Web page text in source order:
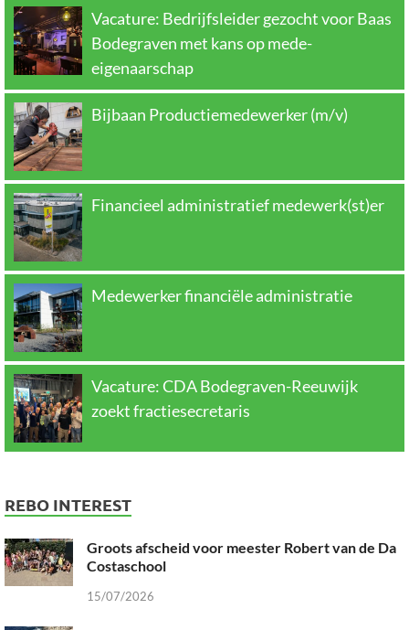
Vacature: Bedrijfsleider gezocht voor Baas
Bodegraven met kans op mede-
eigenaarschap
Bijbaan Productiemedewerker (m/v)
Financieel administratief medewerk(st)er
Medewerker financiële administratie
Vacature: CDA Bodegraven-Reeuwijk
zoekt fractiesecretaris
REBO INTEREST
Groots afscheid voor meester Robert van de Da
Costaschool
15/07/2026